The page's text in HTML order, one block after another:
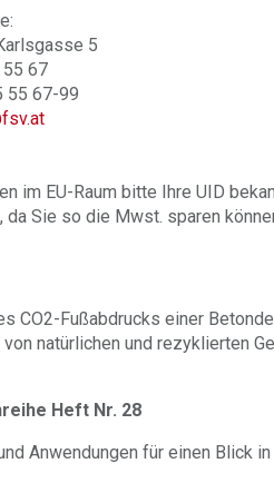
5
55 67
55 67-99
im EU-Raum bitte Ihre UID
da Sie so die Mwst. sparen
CO2-Fußabdrucks einer
natürlichen und rezyklierten
Heft Nr. 28
Anwendungen für einen Blick